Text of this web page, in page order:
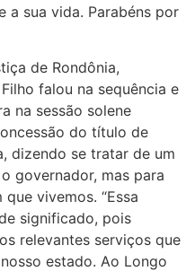
a sua vida. Parabéns por
de Rondônia,
falou na sequência e
na sessão solene
do título de
dizendo se tratar de um
governador, mas para
vivemos. “Essa
significado, pois
relevantes serviços que
estado. Ao Longo